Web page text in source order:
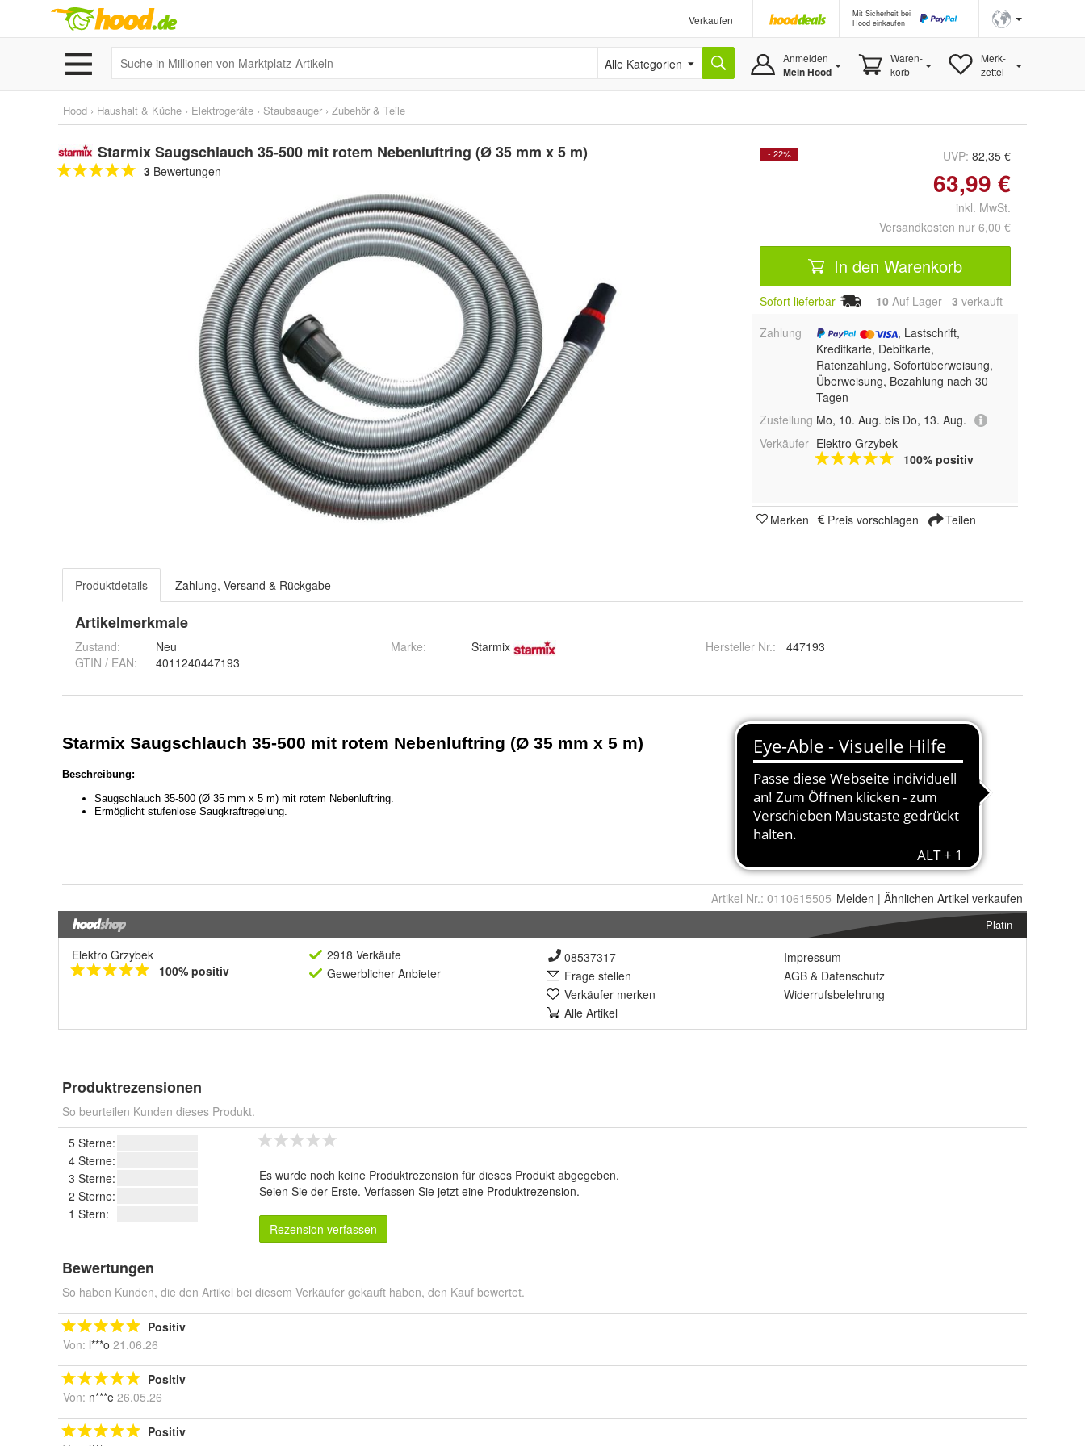
Verkaufen
Mit Sicherheit bei
Hood einkaufen
Alle Kategorien Anmelden
Mein Hood
Waren-
korb
Merk-
zettel
Hood › Haushalt & Küche › Elektrogeräte › Staubsauger › Zubehör & Teile
Starmix Saugschlauch 35-500 mit rotem Nebenluftring (Ø 35 mm x 5 m)
3 Bewertungen
- 22% UVP: 82,35 €
63,99 €
inkl. MwSt.
Versandkosten nur 6,00 €
In den Warenkorb
Sofort lieferbar 10 Auf Lager 3 verkauft
Zahlung
, Lastschrift,
Kreditkarte, Debitkarte,
Ratenzahlung, Sofortüberweisung,
Überweisung, Bezahlung nach 30
Tagen
Zustellung Mo, 10. Aug. bis Do, 13. Aug.
Verkäufer Elektro Grzybek
100% positiv
Merken Preis vorschlagen Teilen
Produktdetails Zahlung, Versand & Rückgabe
Artikelmerkmale
Zustand:
Neu
GTIN / EAN:
4011240447193
Marke: Starmix Hersteller Nr.: 447193
Artikel Nr.: 0110615505 Melden | Ähnlichen Artikel verkaufen
Platin
Elektro Grzybek
100% positiv
2918 Verkäufe
Gewerblicher Anbieter
08537317
Frage stellen
Verkäufer merken
Alle Artikel
Impressum
AGB & Datenschutz
Widerrufsbelehrung
Produktrezensionen
So beurteilen Kunden dieses Produkt.
5 Sterne:
4 Sterne:
3 Sterne:
2 Sterne:
1 Stern:
Es wurde noch keine Produktrezension für dieses Produkt abgegeben.
Seien Sie der Erste. Verfassen Sie jetzt eine Produktrezension.
Rezension verfassen
Bewertungen
So haben Kunden, die den Artikel bei diesem Verkäufer gekauft haben, den Kauf bewertet.
Positiv
Von: l***o 21.06.26
Positiv
Von: n***e 26.05.26
Positiv